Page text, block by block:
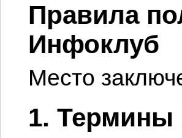
Правила
Инфоклуб
Место
1. Термины